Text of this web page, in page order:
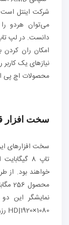
شرکت اینتل
می‌توان هردو
امکان ران کردن
نیازهای یک
محصولات اچ پی
سخت افزار
سخت افزارهای
تاپ 8
HD|1920×1080 رزولوشن دارد.